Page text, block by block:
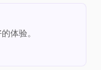
体验。